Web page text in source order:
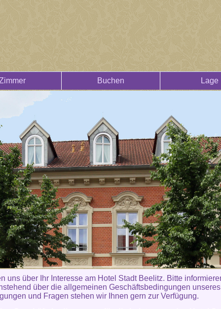
Buchen Lage
uns über Ihr Interesse am Hotel Stadt Beelitz. Bitte
über die allgemeinen Geschäftsbedingungen
und Fragen stehen wir Ihnen gern zur Verfügung.